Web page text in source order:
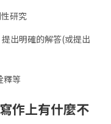
研究
出明確的解答(或提出
釋等
作上有什麼不